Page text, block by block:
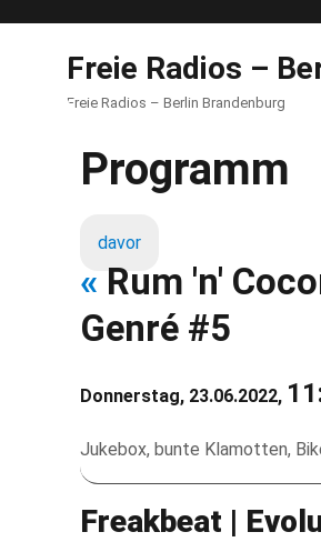
Freie Radios –
Freie Radios – Berlin Brandenburg
Programm
davor
« Rum 'n'
Genré #5
Donnerstag, 23.06.2022,
Jukebox, bunte Klamotten,
Freakbeat |